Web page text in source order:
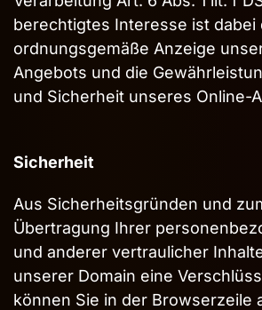
berechtigtes Interesse ist dabei
ordnungsgemäße Anzeige
Angebots und die
und Sicherheit unseres Online-
Sicherheit
Aus Sicherheitsgründen und
Übertragung Ihrer
und anderer vertraulicher
unserer Domain eine
können Sie in der Browserzeile